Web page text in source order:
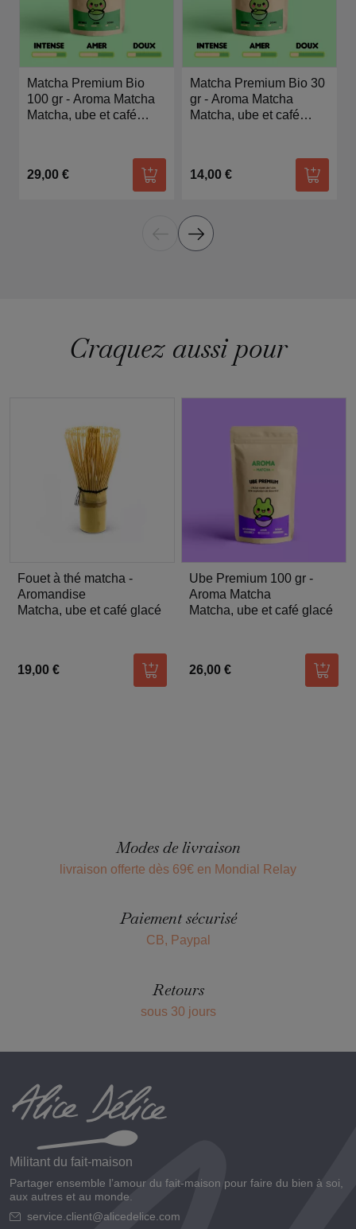
Matcha Premium Bio
100 gr - Aroma Matcha
Matcha, ube et café
29,00 €
Ajouter au panier
Matcha Premium Bio 30
gr - Aroma Matcha
Matcha, ube et café
14,00 €
Ajouter
Craquez aussi pour
Fouet à thé matcha -
Aromandise
Matcha, ube et café glacé
19,00 € Ajouter au panier
Ube Premium 100 gr -
Aroma Matcha
Matcha, ube et café glacé
26,00 €
Modes de livraison
livraison offerte dès 69€ en Mondial Relay
Paiement sécurisé
CB, Paypal
Retours
sous 30 jours
Militant du fait-maison
Partager ensemble l’amour du fait-maison pour faire du bien à soi,
aux autres et au monde.
service.client@alicedelice.com